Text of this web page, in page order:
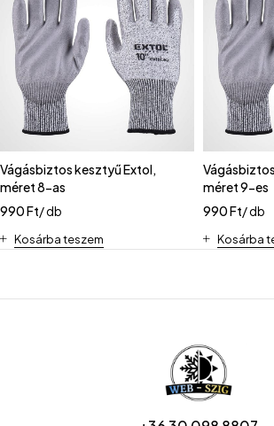
Vágásbiztos kesztyű Extol,
méret 8-as
990Ft/ db
Kosárba teszem
méret 9-es
990Ft/ db
Kosárba